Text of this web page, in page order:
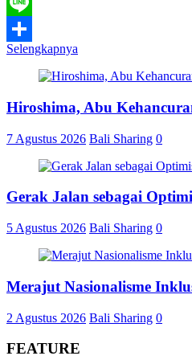
WhatsApp
Line
Share
Selengkapnya
Hiroshima, Abu
7 Agustus 2026 Bali Sharing 0
Gerak Jalan sebagai
5 Agustus 2026 Bali Sharing 0
Merajut Nasionalisme
2 Agustus 2026 Bali Sharing 0
FEATURE